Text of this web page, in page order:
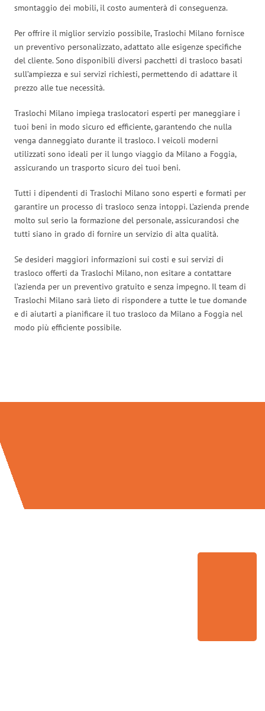
smontaggio dei mobili, il costo aumenterà di conseguenza.
Per offrire il miglior servizio possibile, Traslochi Milano fornisce
un preventivo personalizzato, adattato alle esigenze specifiche
del cliente. Sono disponibili diversi pacchetti di trasloco basati
sull’ampiezza e sui servizi richiesti, permettendo di adattare il
prezzo alle tue necessità.
Traslochi Milano impiega traslocatori esperti per maneggiare i
tuoi beni in modo sicuro ed efficiente, garantendo che nulla
venga danneggiato durante il trasloco. I veicoli moderni
utilizzati sono ideali per il lungo viaggio da Milano a Foggia,
assicurando un trasporto sicuro dei tuoi beni.
Tutti i dipendenti di Traslochi Milano sono esperti e formati per
garantire un processo di trasloco senza intoppi. L’azienda prende
molto sul serio la formazione del personale, assicurandosi che
tutti siano in grado di fornire un servizio di alta qualità.
Se desideri maggiori informazioni sui costi e sui servizi di
trasloco offerti da Traslochi Milano, non esitare a contattare
l’azienda per un preventivo gratuito e senza impegno. Il team di
Traslochi Milano sarà lieto di rispondere a tutte le tue domande
e di aiutarti a pianificare il tuo trasloco da Milano a Foggia nel
modo più efficiente possibile.